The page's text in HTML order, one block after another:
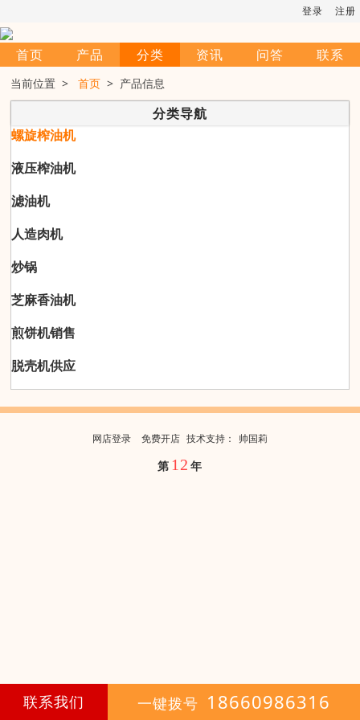
登录 注册
首页 产品 分类 资讯 问答 联系
当前位置 >首页 > 产品信息
分类导航
螺旋榨油机
液压榨油机
滤油机
人造肉机
炒锅
芝麻香油机
煎饼机销售
脱壳机供应
网店登录 免费开店 技术支持 ： 帅国莉
第 12 年
联系我们 一键拨号 18660986316